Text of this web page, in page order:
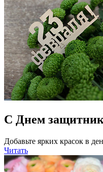
С Днем
Добавьте ярких красок в
Читать